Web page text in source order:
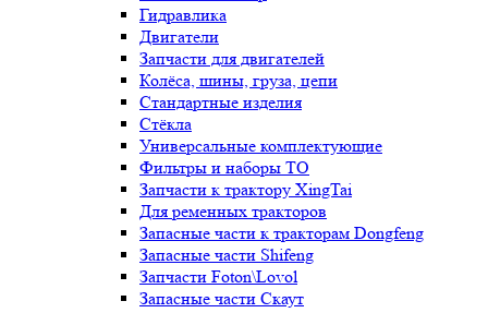
Гидравлика
Двигатели
Запчасти для двигателей
Колёса, шины, груза, цепи
Стандартные изделия
Стёкла
Универсальные комплектующие
Фильтры и наборы ТО
Запчасти к трактору XingTai
Для ременных тракторов
Запасные части к тракторам Dongfeng
Запасные части Shifeng
Запчасти Foton\Lovol
Запасные части Скаут